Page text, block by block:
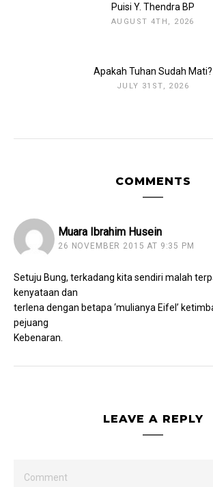
Puisi Y. Thendra BP
AUGUST 4TH, 2026
Apakah Tuhan Sudah Mati?
JULY 31ST, 2026
COMMENTS
Muara Ibrahim Husein
26 NOVEMBER 2015 AT 9:35 PM
Setuju Bung, terkadang kita sendiri malah
kenyataan dan
terlena dengan betapa ‘mulianya Eifel’
pejuang
Kebenaran.
LEAVE A REPLY